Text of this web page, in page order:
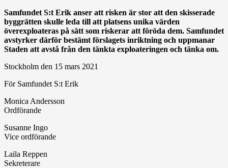
Samfundet S:t Erik anser att risken är stor att den skisserade
byggrätten skulle leda till att platsens unika värden
överexploateras på sätt som riskerar att föröda dem. Samfundet
avstyrker därför bestämt förslagets inriktning och uppmanar
Staden att avstå från den tänkta exploateringen och tänka om.
Stockholm den 15 mars 2021
För Samfundet S:t Erik
Monica Andersson
Ordförande
Susanne Ingo
Vice ordförande
Laila Reppen
Sekreterare